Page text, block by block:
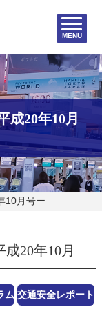
MENU
成20年10月
10月号ー
20年10月
ム 交通安全レポート